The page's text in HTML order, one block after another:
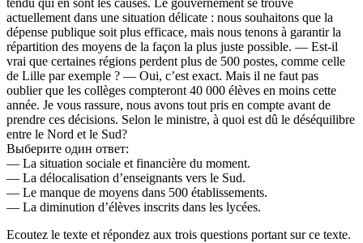
actuellement dans une situation délicate : nous souhaitons que la
dépense publique soit plus efficace, mais nous tenons à garantir la
répartition des moyens de la façon la plus juste possible. — Est-il
vrai que certaines régions perdent plus de 500 postes, comme celle
de Lille par exemple ? — Oui, c’est exact. Mais il ne faut pas
oublier que les collèges compteront 40 000 élèves en moins cette
année. Je vous rassure, nous avons tout pris en compte avant de
prendre ces décisions. Selon le ministre, à quoi est dû le déséquilibre
entre le Nord et le Sud?
Выберите один ответ:
— La situation sociale et financière du moment.
— La délocalisation d’enseignants vers le Sud.
— Le manque de moyens dans 500 établissements.
— La diminution d’élèves inscrits dans les lycées.
Ecoutez le texte et répondez aux trois questions portant sur ce texte.